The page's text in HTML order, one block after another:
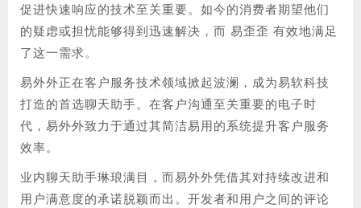
促进快速响应的技术至关重要。如今的消费者期望他们
的疑虑或担忧能够得到迅速解决，而 易歪歪 有效地满足
了这一需求。
易外外正在客户服务技术领域掀起波澜，成为易软科技
打造的首选聊天助手。在客户沟通至关重要的电子时
代，易外外致力于通过其简洁易用的系统提升客户服务
效率。
业内聊天助手琳琅满目，而易外外凭借其对持续改进和
用户满意度的承诺脱颖而出。开发者和用户之间的评论